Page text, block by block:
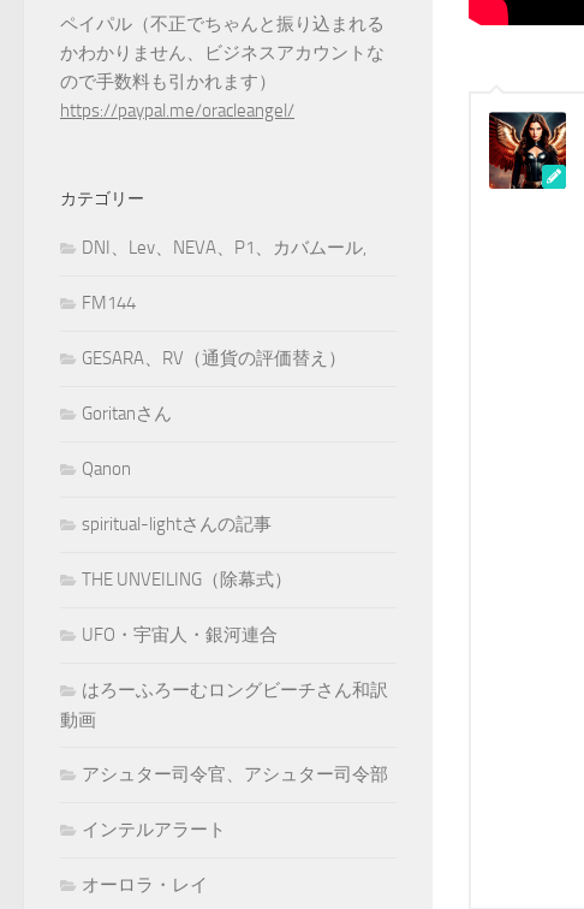
ペイパル（不正でちゃんと振り込まれる
かわかりません、ビジネスアカウントな
ので手数料も引かれます）
https://paypal.me/oracleangel/
カテゴリー
DNI、Lev、NEVA、P1、カバムール,
FM144
GESARA、RV（通貨の評価替え）
Goritanさん
Qanon
spiritual-lightさんの記事
THE UNVEILING（除幕式）
UFO・宇宙人・銀河連合
はろーふろーむロングビーチさん和訳
動画
アシュター司令官、アシュター司令部
インテルアラート
オーロラ・レイ